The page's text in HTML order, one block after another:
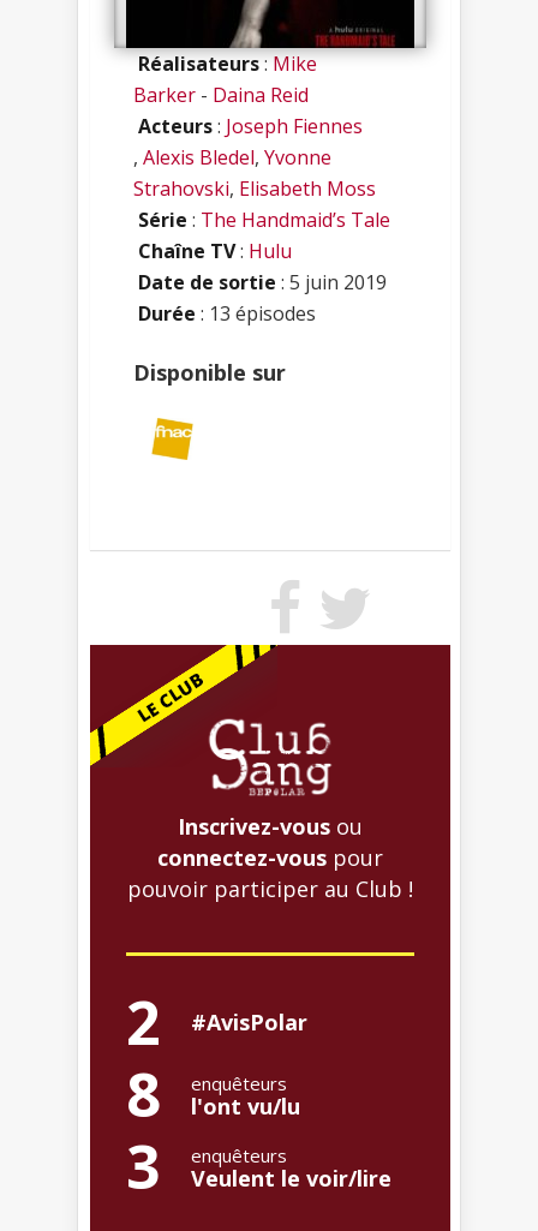
Réalisateurs:Mike
Barker - Daina Reid
Acteurs: Joseph Fiennes
, Alexis Bledel, Yvonne
Strahovski, Elisabeth Moss
Série : The Handmaid’s Tale
Chaîne TV: Hulu
Date de sortie : 5 juin 2019
Durée : 13 épisodes
Disponible sur
Inscrivez-vous ou
connectez-vous pour
pouvoir participer au Club !
2 #AvisPolar
8 enquêteurs
l'ont vu/lu
3 enquêteurs
Veulent le voir/lire